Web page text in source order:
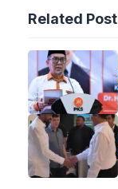
Related Post